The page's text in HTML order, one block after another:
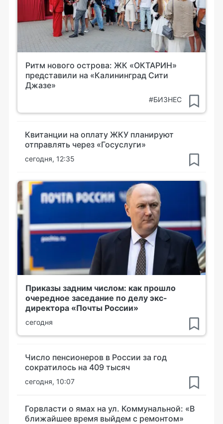
Ритм нового острова: ЖК «ОКТАРИН»
представили на «Калининград Сити
Джазе»
#БИЗНЕС
Квитанции на оплату ЖКУ планируют
отправлять через «Госуслуги»
сегодня, 12:35
Приказы задним числом: как прошло
очередное заседание по делу экс-
директора «Почты России»
сегодня
Число пенсионеров в России за год
сократилось на 409 тысяч
сегодня, 10:07
Горвласти о ямах на ул. Коммунальной: «В
ближайшее время выйдем с ремонтом»